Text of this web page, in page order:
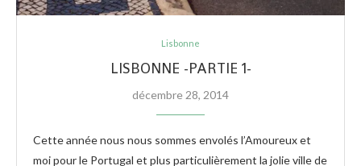
Lisbonne
LISBONNE -PARTIE 1-
décembre 28, 2014
Cette année nous nous sommes envolés l’Amoureux et
moi pour le Portugal et plus particulièrement la jolie ville de